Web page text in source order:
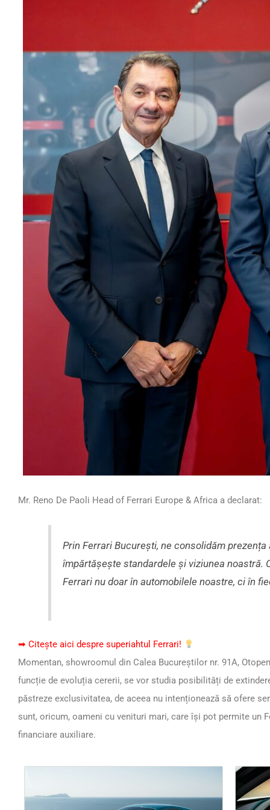
Mr. Reno De Paoli Head of Ferrari Europe & Africa a declarat:
Prin Ferrari București, ne consolidăm
împărtășește standardele și viziunea noastră.
Ferrari nu doar în automobilele noastre, ci în
➡ Citește aici despre superiahtul Ferrari!
Momentan, showroomul din Calea Bucureștilor nr. 91A,
funcție de evoluția cererii, se vor studia posibilități de
păstreze exclusivitatea, de aceea nu intenționează să ofere
sunt, oricum, oameni cu venituri mari, care își pot permite un
financiare auxiliare.